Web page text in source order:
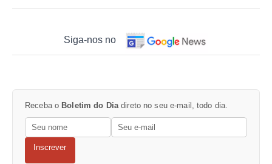
Siga-nos no
Receba o Boletim do Diadireto no seu e-mail, todo dia.
Inscrever